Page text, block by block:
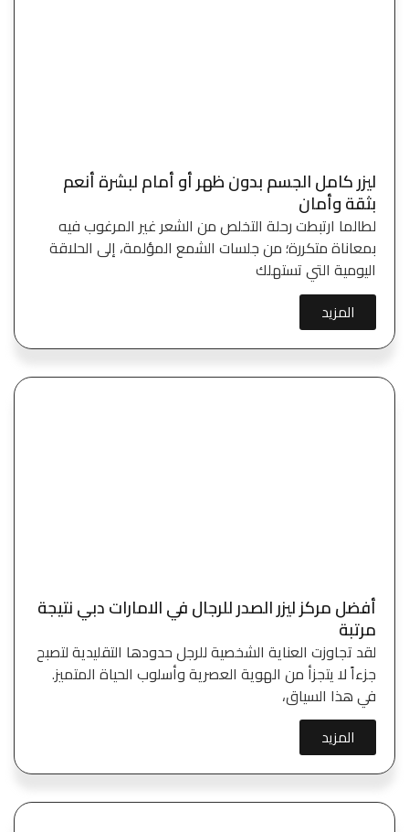
ليزر كامل الجسم بدون ظهر أو أمام لبشرة أنعم
بثقة وأمان
لطالما ارتبطت رحلة التخلص من الشعر غير المرغوب فيه
بمعاناة متكررة؛ من جلسات الشمع المؤلمة، إلى الحلاقة
اليومية التي تستهلك
المزيد
أفضل مركز ليزر الصدر للرجال في الامارات دبي نتيجة
مرتبة
لقد تجاوزت العناية الشخصية للرجل حدودها التقليدية لتصبح
جزءاً لا يتجزأ من الهوية العصرية وأسلوب الحياة المتميز.
في هذا السياق،
المزيد